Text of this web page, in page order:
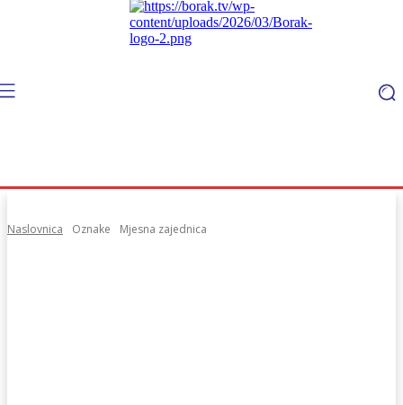
Naslovnica Oznake Mjesna zajednica